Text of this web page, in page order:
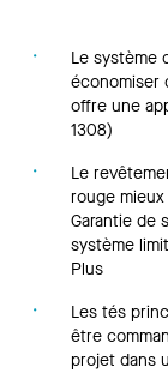
Le système
économiser
offre une
1308)
Le
rouge
Garantie de
système
Plus
Les tés
être
projet dans